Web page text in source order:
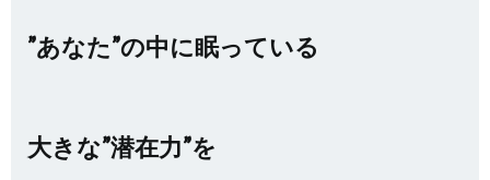
”あなた”の中に眠っている
大きな”潜在力”を